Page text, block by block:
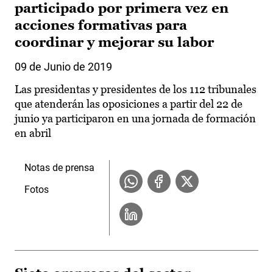
participado por primera vez en
acciones formativas para
coordinar y mejorar su labor
09 de Junio de 2019
Las presidentas y presidentes de los 112 tribunales
que atenderán las oposiciones a partir del 22 de
junio ya participaron en una jornada de formación
en abril
Notas de prensa
Fotos